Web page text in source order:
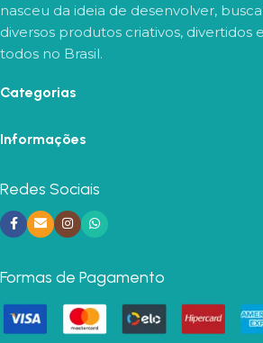
nasceu da ideia de desenvolver,
diversos produtos criativos, divertidos
todos no Brasil.
Categorias
Informações
Redes Sociais
Formas de Pagamento